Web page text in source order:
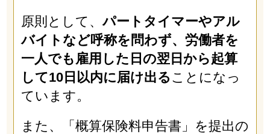
原則として、パートタイマーやアル
バイトなど呼称を問わず、労働者を
一人でも雇用した日の翌日から起算
して10日以内に届け出る ことになっ
ています。
また、「概算保険料申告書」を提出の